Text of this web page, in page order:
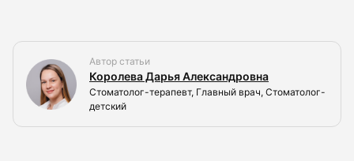
Автор статьи
Королева Дарья Александровна
Стоматолог-терапевт, Главный врач, Стоматолог-
детский